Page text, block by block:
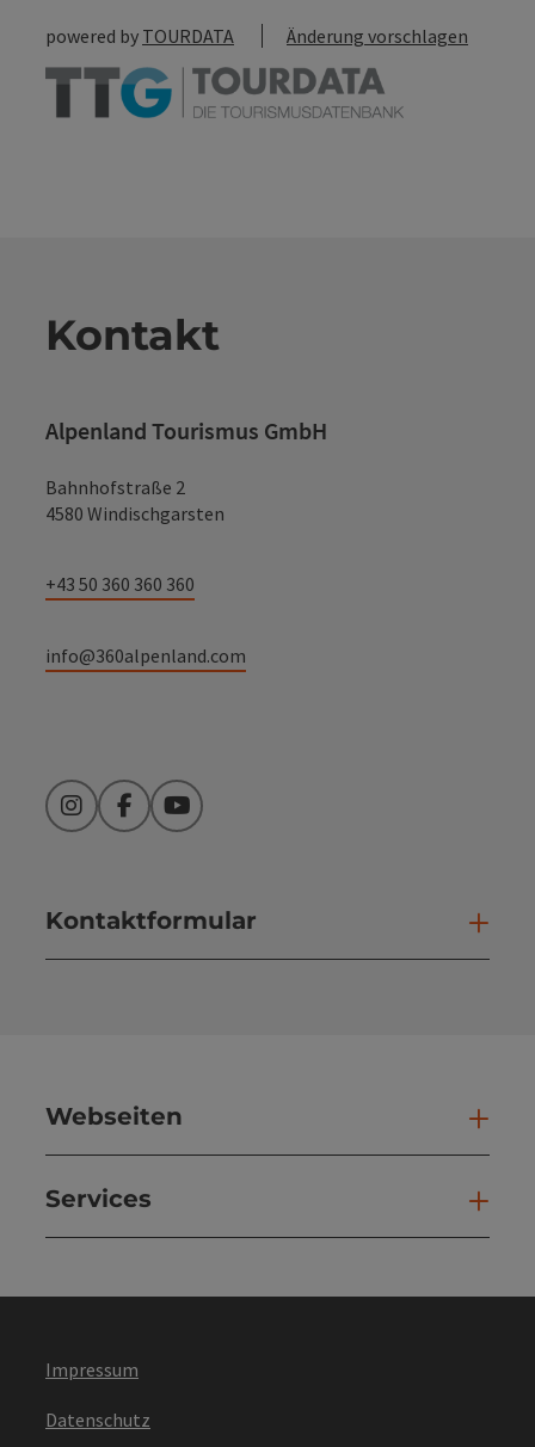
powered by TOURDATA Änderung vorschlagen
Kontakt
Alpenland Tourismus GmbH
Bahnhofstraße 2
4580 Windischgarsten
+43 50 360 360 360
info@360alpenland.com
InstagramFacebookYouTube
Kontaktformular
Webseiten
Services
Impressum
Datenschutz